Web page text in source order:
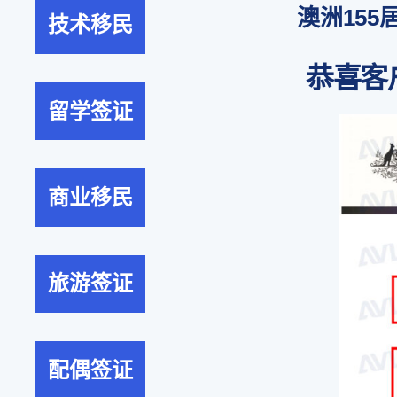
技术移民
留学签证
商业移民
旅游签证
配偶签证
澳洲155
恭喜客